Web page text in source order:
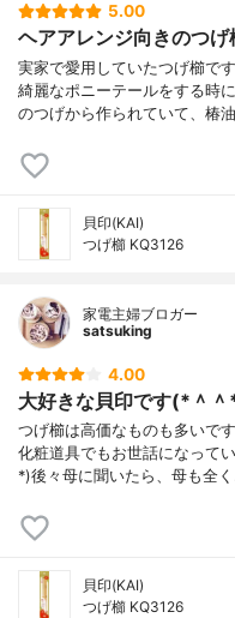
5.00
ヘアアレンジ向きのつげ
実家で愛用していたつげ櫛で
綺麗なポニーテールをする時
のつげから作られていて、椿
貝印(KAI)
つげ櫛 KQ3126
家電主婦ブロガー
satsuking
4.00
大好きな貝印です(*＾
つげ櫛は高価なものも多いで
化粧道具でもお世話になって
*)後々母に聞いたら、母も全
貝印(KAI)
つげ櫛 KQ3126